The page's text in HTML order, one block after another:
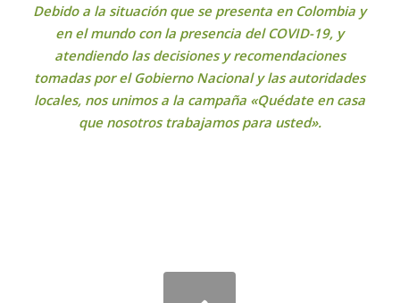
Debido a la situación que se presenta en Colombia y
en el mundo con la presencia del COVID-19, y
atendiendo las decisiones y recomendaciones
tomadas por el Gobierno Nacional y las autoridades
locales, nos unimos a la campaña «Quédate en casa
que nosotros trabajamos para usted».